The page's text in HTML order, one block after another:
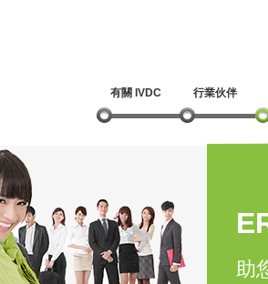
有關 IVDC 行業伙伴
助